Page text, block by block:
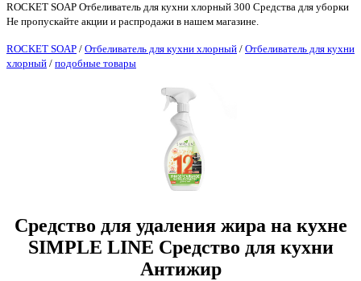
ROCKET SOAP Отбеливатель для кухни хлорный 300 Средства для уборки
Не пропускайте акции и распродажи в нашем магазине.
ROCKET SOAP / Отбеливатель для кухни хлорный / Отбеливатель для кухни
хлорный / подобные товары
Средство для удаления жира на кухне
SIMPLE LINE Средство для кухни
Антижир